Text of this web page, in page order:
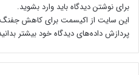
برای نوشتن دیدگاه باید وارد بشوید.
این سایت از اکیسمت برای کاهش جفنگ
پردازش داده‌های دیدگاه خود بیشتر